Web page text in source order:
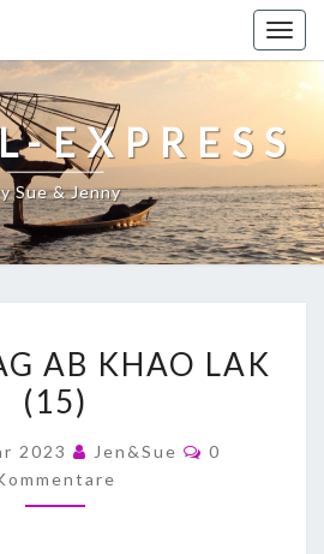
EXPRESS
Sue & Jenny
AB KHAO LAK
(15)
2023 Jen&Sue
0